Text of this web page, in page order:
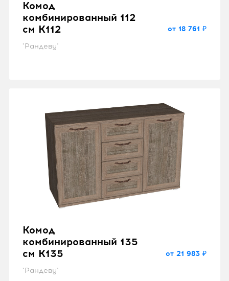
Комод
комбинированный 112
см K112
"Рандеву"
от 18 761 ₽
Комод
комбинированный 135
см K135
"Рандеву"
от 21 983 ₽